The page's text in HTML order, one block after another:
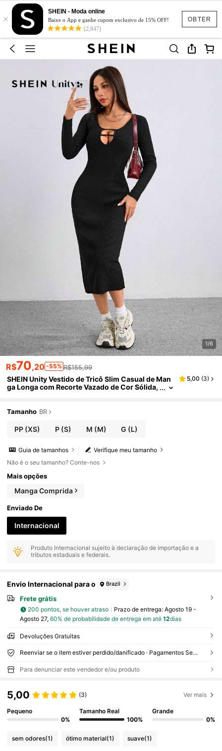
OBTER
×
SHEIN - Moda online
Baixe o App e ganhe cupom exclusivo de 15% OFF!
(2,847)
1/6
R$70,20 -55% R$155,99
SHEIN Unity Vestido de Tricô Slim Casual de Man
ga Longa com Recorte Vazado de Cor Sólida,
5,00 (3)
Tamanho BR
PP(XS) P(S) M (M) G (L)
Verifique meu tamanho
Guia de tamanhos
Não é o seu tamanho? Conte-nos
Mais opções
Manga Comprida
Enviado De
Internacional
Produto Internacional sujeito à declaração de importação e a
tributos estaduais e federais.
Envio Internacional para o Brazil
Frete grátis
200 pontos, se houver atraso Prazo de entrega: Agosto 19 -
Agosto 27, 60% de probabilidade de entrega em até 12dias
Devoluções Gratuitas
Reenviar se o item estiver perdido/danificado · Pagamentos Seguros · Proteção de privacidade
Para denunciar este vendedor e/ou produto
5,00 (3) Ver mais
Pequeno
0%
Tamanho Real
100%
Grande
0%
sem odores(1) ótimo material(1) suave(1)